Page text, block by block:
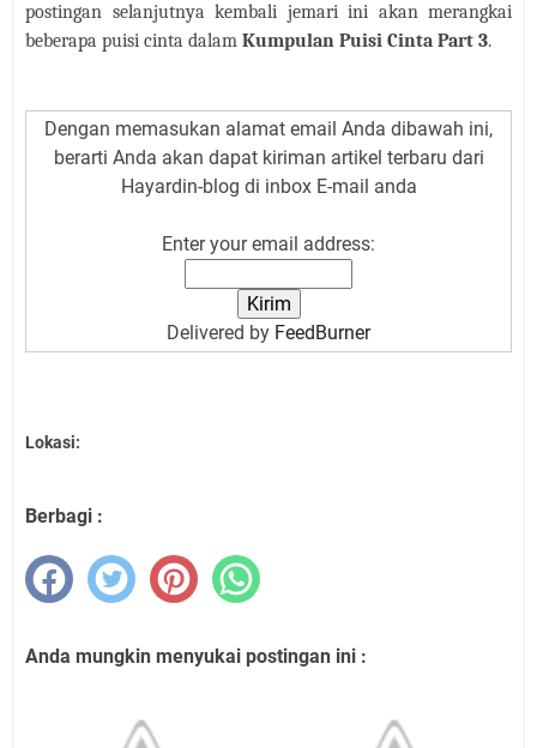
postingan selanjutnya kembali jemari ini akan merangkai
beberapa puisi cinta dalam Kumpulan Puisi Cinta Part 3.
Dengan memasukan alamat email Anda dibawah ini,
berarti Anda akan dapat kiriman artikel terbaru dari
Hayardin-blog di inbox E-mail anda
Enter your email address:
Delivered by FeedBurner
Lokasi:
Berbagi :
Anda mungkin menyukai postingan ini :